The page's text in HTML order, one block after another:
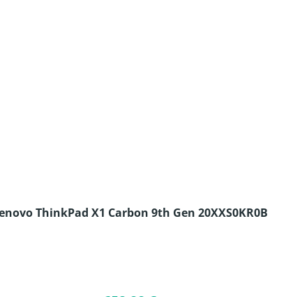
ThinkPad X1 Carbon 9th Gen 20XXS0KR0B